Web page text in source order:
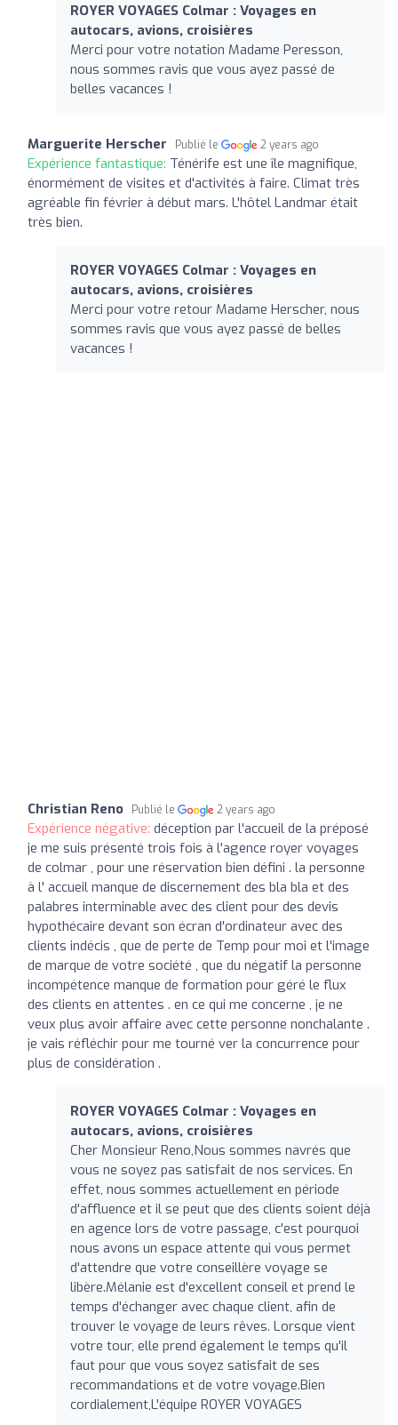
ROYER VOYAGES Colmar : Voyages en
autocars, avions, croisières
Merci pour votre notation Madame Peresson,
nous sommes ravis que vous ayez passé de
belles vacances !
Marguerite Herscher Publié le 2 years ago
Expérience fantastique: Ténérife est une île magnifique,
énormément de visites et d'activités à faire. Climat très
agréable fin février à début mars. L'hôtel Landmar était
très bien.
ROYER VOYAGES Colmar : Voyages en
autocars, avions, croisières
Merci pour votre retour Madame Herscher, nous
sommes ravis que vous ayez passé de belles
vacances !
Christian Reno Publié le 2 years ago
Expérience négative: déception par l'accueil de la préposé
je me suis présenté trois fois à l'agence royer voyages
de colmar , pour une réservation bien défini . la personne
à l' accueil manque de discernement des bla bla et des
palabres interminable avec des client pour des devis
hypothécaire devant son écran d'ordinateur avec des
clients indécis , que de perte de Temp pour moi et l'image
de marque de votre société , que du négatif la personne
incompétence manque de formation pour géré le flux
des clients en attentes . en ce qui me concerne , je ne
veux plus avoir affaire avec cette personne nonchalante .
je vais réfléchir pour me tourné ver la concurrence pour
plus de considération .
ROYER VOYAGES Colmar : Voyages en
autocars, avions, croisières
Cher Monsieur Reno,Nous sommes navrés que
vous ne soyez pas satisfait de nos services. En
effet, nous sommes actuellement en période
d'affluence et il se peut que des clients soient déjà
en agence lors de votre passage, c'est pourquoi
nous avons un espace attente qui vous permet
d'attendre que votre conseillère voyage se
libère.Mélanie est d'excellent conseil et prend le
temps d'échanger avec chaque client, afin de
trouver le voyage de leurs rêves. Lorsque vient
votre tour, elle prend également le temps qu'il
faut pour que vous soyez satisfait de ses
recommandations et de votre voyage.Bien
cordialement,L'équipe ROYER VOYAGES